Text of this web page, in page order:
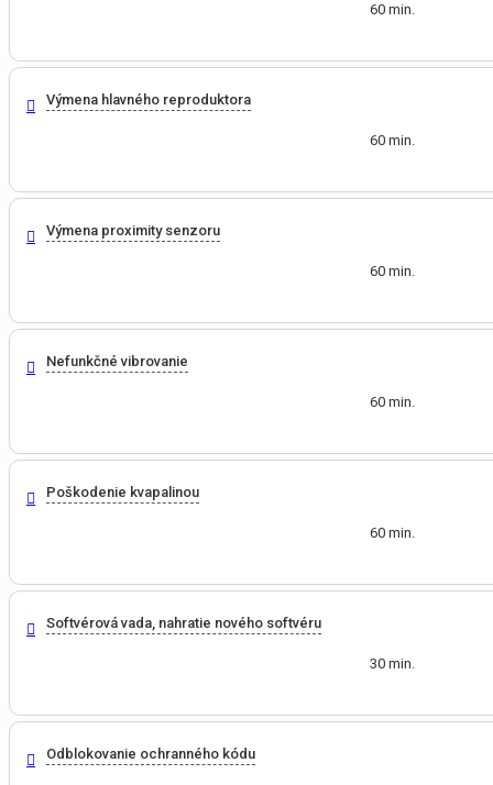
60 min.
Výmena hlavného reproduktora
60 min.
Výmena proximity senzoru
60 min.
Nefunkčné vibrovanie
60 min.
Poškodenie kvapalinou
60 min.
Softvérová vada, nahratie nového softvéru
30 min.
Odblokovanie ochranného kódu